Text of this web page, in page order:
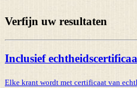
Verfijn uw resultaten
Inclusief
Elke krant wordt met certificaat van